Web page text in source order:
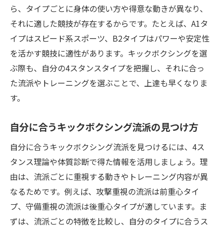
タイプ別キックボクシングの特徴解説
キックボクシングタイプごとの構えと動き
の違い
4スタンス理論で見る各タイプの特徴と強み
日本人に多いキックボクシングタイプの傾
向分析
ポイント
点
キックボクシングのタイプ診断で効率的な
成長へ
安全に続けるための動き方と注意点
キックボクシングを安全に続けるための基
ら、タイプごとに身体の使い方や得意な動きが異なり、
それに適した競技が存在するからです。たとえば、A1タ
イプはスピード系スポーツ、B2タイプはパワーや安定性
を活かす競技に適性があります。キックボクシングを選
ぶ際も、自分の4スタンスタイプを把握し、それに合っ
た流派やトレーニングを選ぶことで、上達も早くなりま
す。
自分に合うキックボクシング流派の見つけ方
自分に合うキックボクシング流派を見つけるには、4ス
タンス理論や体質診断で得た情報を活用しましょう。理
由は、流派ごとに重視する動きやトレーニング内容が異
なるためです。例えば、攻撃重視の流派は前重心タイ
プ、守備重視の流派は後重心タイプが適しています。ま
ずは、流派ごとの特徴を比較し、自分のタイプに合うス